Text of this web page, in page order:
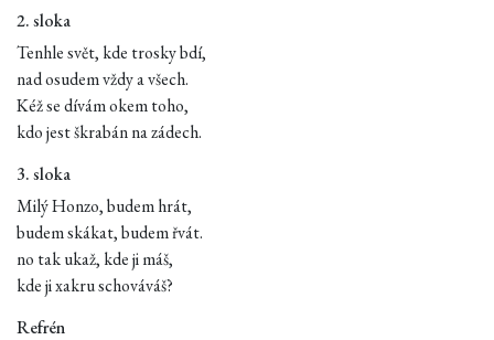
2. sloka
Tenhle svět, kde trosky bdí,
nad osudem vždy a všech.
Kéž se dívám okem toho,
kdo jest škrabán na zádech.
3. sloka
Milý Honzo, budem hrát,
budem skákat, budem řvát.
no tak ukaž, kde ji máš,
kde ji xakru schováváš?
Refrén